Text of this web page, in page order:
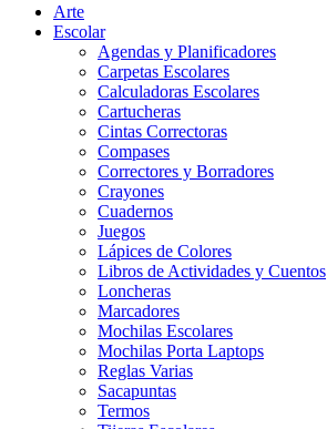
Arte
Escolar
Agendas y Planificadores
Carpetas Escolares
Calculadoras Escolares
Cartucheras
Cintas Correctoras
Compases
Correctores y Borradores
Crayones
Cuadernos
Juegos
Lápices de Colores
Libros de Actividades y Cuentos
Loncheras
Marcadores
Mochilas Escolares
Mochilas Porta Laptops
Reglas Varias
Sacapuntas
Termos